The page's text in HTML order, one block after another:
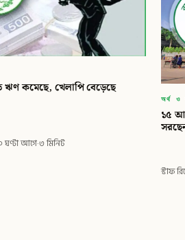
কমেছে, খেলাপি বেড়েছে
ঘণ্টা আগে·৩ মিনিট
অর্থ ও
১৫
স্টাফ